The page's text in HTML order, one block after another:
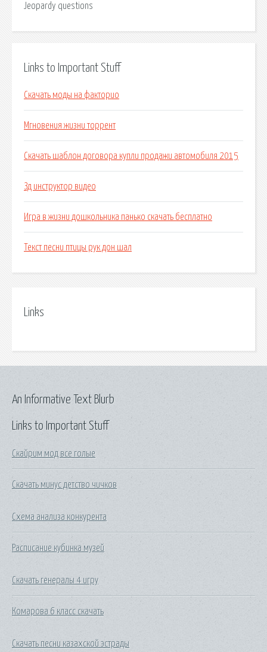
Jeopardy questions
Links to Important Stuff
Скачать моды на факторио
Мгновения жизни торрент
Скачать шаблон договора купли продажи автомобиля 2015
Зд инструктор видео
Игра в жизни дошкольника панько скачать бесплатно
Текст песни птицы рук дон шал
Links
Links to Important Stuff
Скайрим мод все голые
Скачать минус детство чичков
Схема анализа конкурента
Расписание кубинка музей
Скачать генералы 4 игру
Комарова 6 класс скачать
Скачать песни казахской эстрады
An Informative Text Blurb